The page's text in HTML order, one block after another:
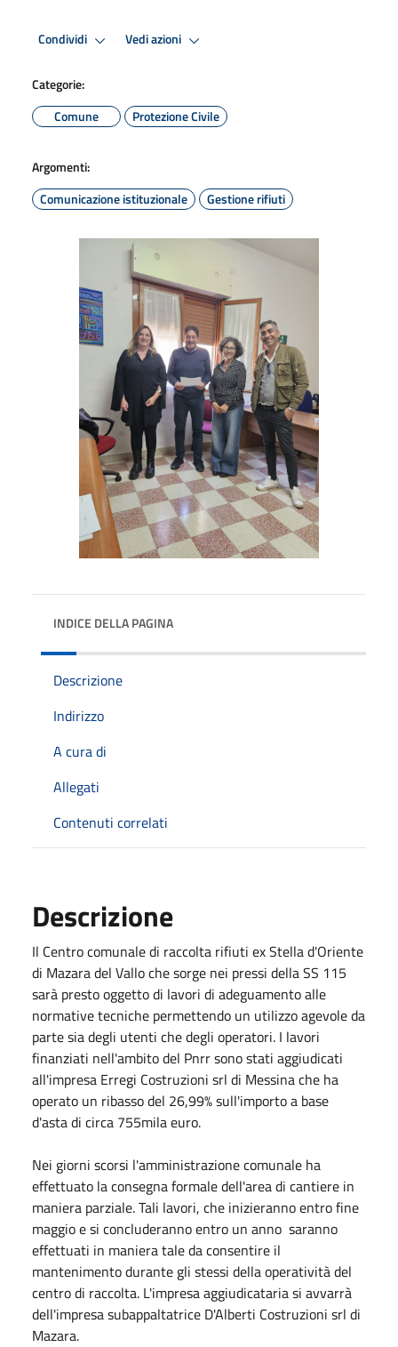
Condividi Vedi azioni
Categorie:
Comune
Protezione Civile
Argomenti:
Comunicazione istituzionale
Gestione rifiuti
INDICE DELLA PAGINA
Descrizione
Indirizzo
A cura di
Allegati
Contenuti correlati
Descrizione
Il Centro comunale di raccolta rifiuti ex Stella d'Oriente
di Mazara del Vallo che sorge nei pressi della SS 115
sarà presto oggetto di lavori di adeguamento alle
normative tecniche permettendo un utilizzo agevole da
parte sia degli utenti che degli operatori. I lavori
finanziati nell'ambito del Pnrr sono stati aggiudicati
all'impresa Erregi Costruzioni srl di Messina che ha
operato un ribasso del 26,99% sull'importo a base
d'asta di circa 755mila euro.
Nei giorni scorsi l'amministrazione comunale ha
effettuato la consegna formale dell'area di cantiere in
maniera parziale. Tali lavori, che inizieranno entro fine
maggio e si concluderanno entro un anno saranno
effettuati in maniera tale da consentire il
mantenimento durante gli stessi della operatività del
centro di raccolta. L'impresa aggiudicataria si avvarrà
dell'impresa subappaltatrice D'Alberti Costruzioni srl di
Mazara.